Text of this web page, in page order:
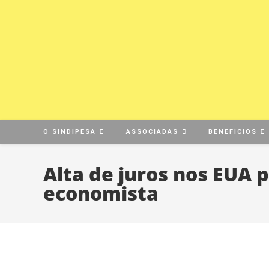
O SINDIPESA ASSOCIADAS BENEFÍCIOS
Alta de juros nos EUA
economista